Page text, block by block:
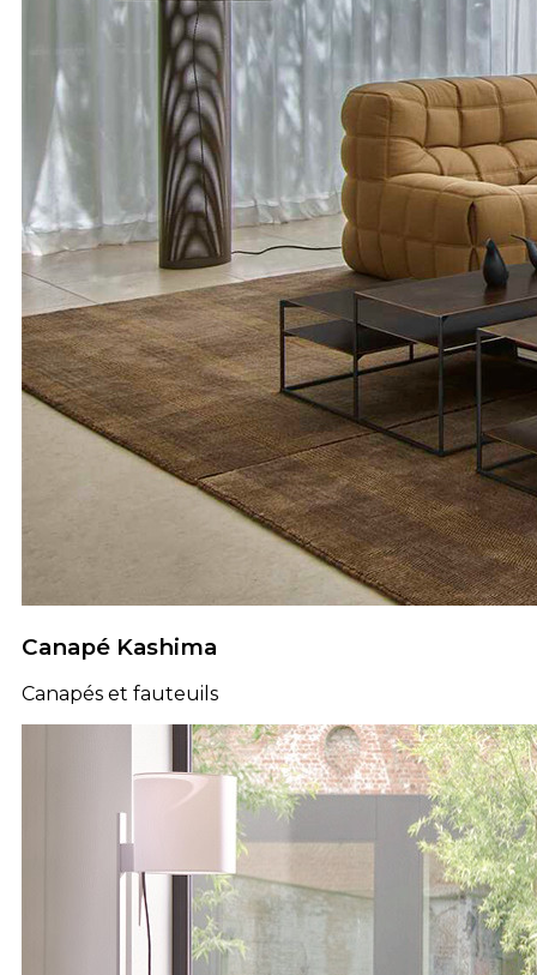
Canapé Kashima
Canapés et fauteuils